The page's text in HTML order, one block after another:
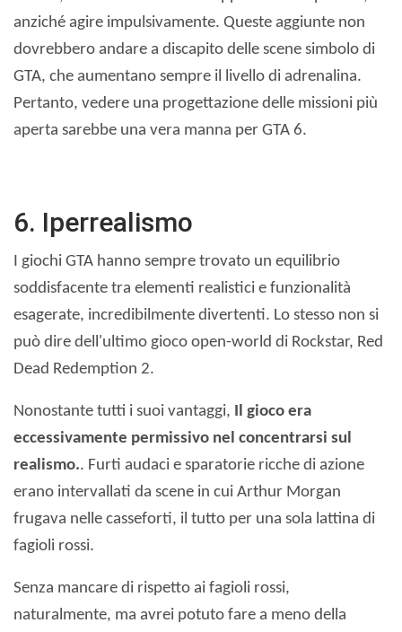
anziché agire impulsivamente. Queste aggiunte non
dovrebbero andare a discapito delle scene simbolo di
GTA, che aumentano sempre il livello di adrenalina.
Pertanto, vedere una progettazione delle missioni più
aperta sarebbe una vera manna per GTA 6.
6. Iperrealismo
I giochi GTA hanno sempre trovato un equilibrio
soddisfacente tra elementi realistici e funzionalità
esagerate, incredibilmente divertenti. Lo stesso non si
può dire dell'ultimo gioco open-world di Rockstar, Red
Dead Redemption 2.
Nonostante tutti i suoi vantaggi, Il gioco era
eccessivamente permissivo nel concentrarsi sul
realismo.. Furti audaci e sparatorie ricche di azione
erano intervallati da scene in cui Arthur Morgan
frugava nelle casseforti, il tutto per una sola lattina di
fagioli rossi.
Senza mancare di rispetto ai fagioli rossi,
naturalmente, ma avrei potuto fare a meno della